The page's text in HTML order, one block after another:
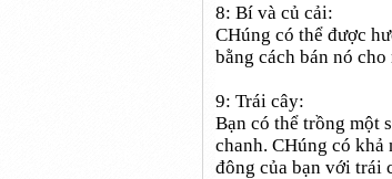
8: Bí và củ cải:
CHúng có thể được
bằng cách bán nó
9: Trái cây:
Bạn có thể trồng một
chanh. CHúng có
đông của bạn với trái